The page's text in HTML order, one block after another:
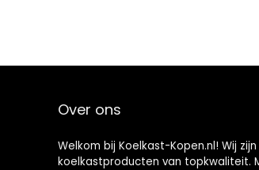
Over ons
Welkom bij Koelkast-Kopen.nl! Wij
koelkastproducten van topkwaliteit.